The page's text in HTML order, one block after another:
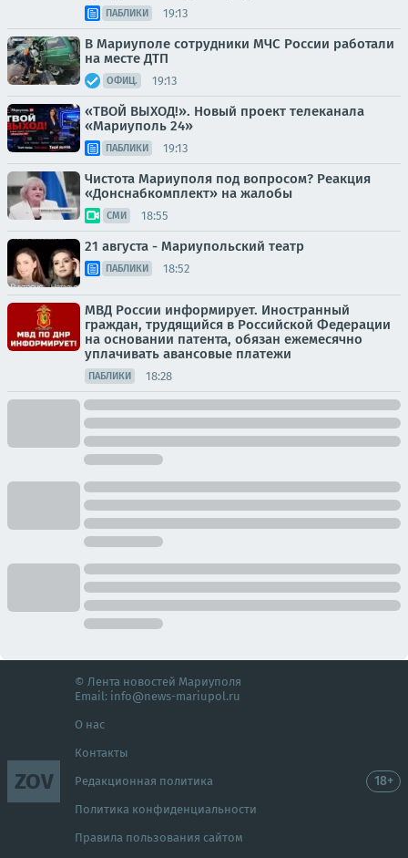
ПАБЛИКИ 19:13
В Мариуполе сотрудники МЧС России работали
на месте ДТП
ОФИЦ. 19:13
«ТВОЙ ВЫХОД!». Новый проект телеканала
«Мариуполь 24»
ПАБЛИКИ 19:13
Чистота Мариуполя под вопросом? Реакция
«Донснабкомплект» на жалобы
СМИ 18:55
21 августа - Мариупольский театр
ПАБЛИКИ 18:52
МВД России информирует. Иностранный
граждан, трудящийся в Российской Федерации
на основании патента, обязан ежемесячно
уплачивать авансовые платежи
ПАБЛИКИ 18:28
ZOV
© Лента новостей Мариуполя
Email: info@news-mariupol.ru
О нас
Контакты
Редакционная политика
Политика конфиденциальности
Правила пользования сайтом
18+